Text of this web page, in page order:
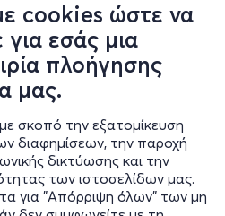
cookies ώστε να
εσάς μια
πλοήγησης
μας.
σκοπό την εξατομίκευση
διαφημίσεων, την παροχή
δικτύωσης και την
των ιστοσελίδων μας.
για "Απόρριψη όλων" των μη